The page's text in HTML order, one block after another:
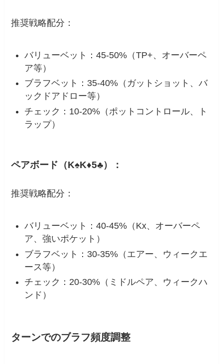
推奨戦略配分：
バリューベット：45-50%（TP+、オーバーペ
ア等）
ブラフベット：35-40%（ガットショット、バ
ックドアドロー等）
チェック：10-20%（ポットコントロール、ト
ラップ）
ペアボード（K♠K♦5♣）：
推奨戦略配分：
バリューベット：40-45%（Kx、オーバーペ
ア、強いポケット）
ブラフベット：30-35%（エアー、ウィークエ
ース等）
チェック：20-30%（ミドルペア、ウィークハ
ンド）
ターンでのブラフ頻度調整